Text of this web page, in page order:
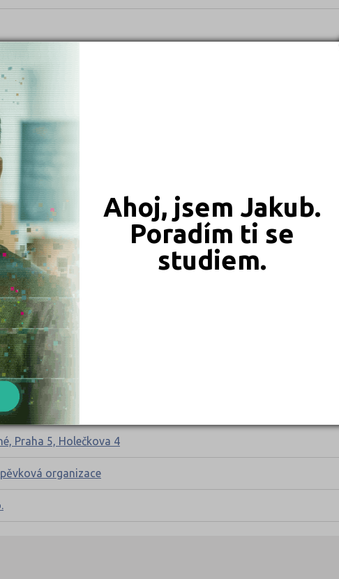
Ahoj, jsem Jakub.
Poradím ti se
studiem.
organizace
organizace
organizace
organizace
141
Praha 5, Holečkova 4
organizace